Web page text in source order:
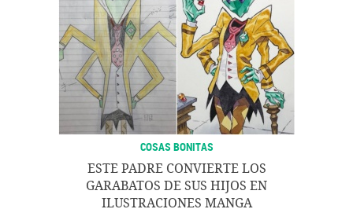
COSAS BONITAS
ESTE PADRE CONVIERTE LOS
GARABATOS DE SUS HIJOS EN
ILUSTRACIONES MANGA